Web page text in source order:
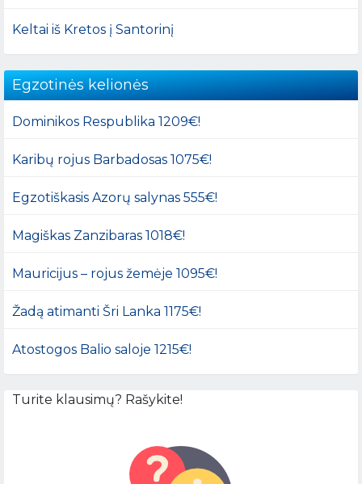
Keltai iš Kretos į Santorinį
Egzotinės kelionės
Dominikos Respublika 1209€!
Karibų rojus Barbadosas 1075€!
Egzotiškasis Azorų salynas 555€!
Magiškas Zanzibaras 1018€!
Mauricijus – rojus žemėje 1095€!
Žadą atimanti Šri Lanka 1175€!
Atostogos Balio saloje 1215€!
Turite klausimų? Rašykite!